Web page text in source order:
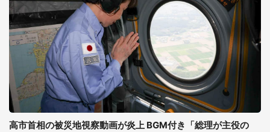
高市首相の被災地視察動画が炎上 BGM付き「総理が主役の